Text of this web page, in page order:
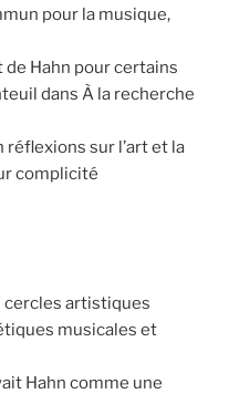
pour la musique,
Hahn pour certains
dans À la recherche
sur l’art et la
complicité
cercles artistiques
musicales et
Hahn comme une